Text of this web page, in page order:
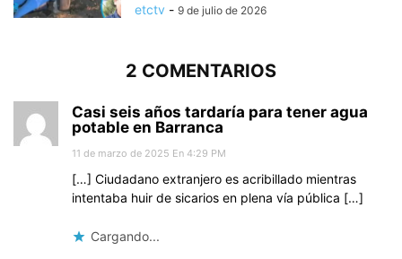
etctv - 9 de julio de 2026
2 COMENTARIOS
Casi seis años tardaría para tener agua
potable en Barranca
11 de marzo de 2025 En 4:29 PM
[…] Ciudadano extranjero es acribillado mientras
intentaba huir de sicarios en plena vía pública […]
Cargando...